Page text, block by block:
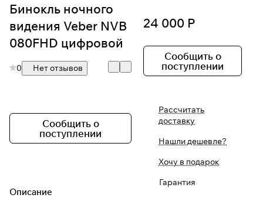
Бинокль ночного
видения Veber NVB
080FHD цифровой
0 Нет отзывов
Сообщить о
поступлении
Описание
24 000 Р
Сообщить о
поступлении
Рассчитать
доставку
Нашли дешевле?
Хочу в подарок
Гарантия
Для клиентов всех банков
Разбейте
оплату на части
25%